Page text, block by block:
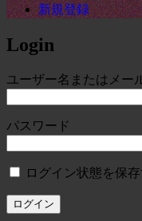
新規登録
Login
ユーザー名またはメー
パスワード
ログイン状態を保